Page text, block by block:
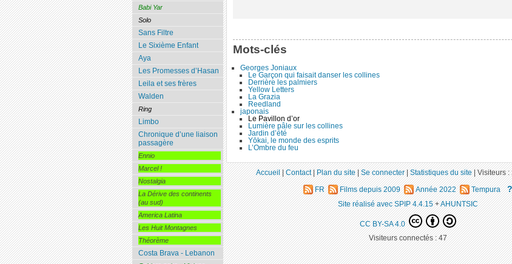
Mots-clés
Georges Joniaux
Le Garçon qui faisait danser les collines
Derrière les palmiers
Yellow Letters
La Grazia
Reedland
japonais
Le Pavillon d’or
Lumière pâle sur les collines
Jardin d’été
Yōkai, le monde des esprits
L’Ombre du feu
Babi Yar
Solo
Sans Filtre
Le Sixième Enfant
Aya
Les Promesses d’Hasan
Leila et ses frères
Walden
Ring
Limbo
Chronique d’une liaison
passagère
Ennio
Marcel !
Nostalgia
La Dérive des continents
(au sud)
America Latina
Les Huit Montagnes
Théorème
Costa Brava - Lebanon
Accueil|Contact|Plan du site|Se connecter|Statistiques du site|Visiteurs :
FR Films depuis 2009 Année 2022 Tempura ?
Site réalisé avec SPIP 4.4.15+AHUNTSIC
CC BY-SA 4.0
Visiteurs connectés :47